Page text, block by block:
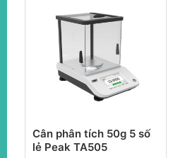
Cân phân tích 50g 5 số
lẻ Peak TA505